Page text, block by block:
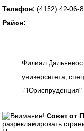
Телефон: (4152) 42-06-
Район:
Филиал
университета,
-"Юриспруденция"
Совет от
разрекламировать